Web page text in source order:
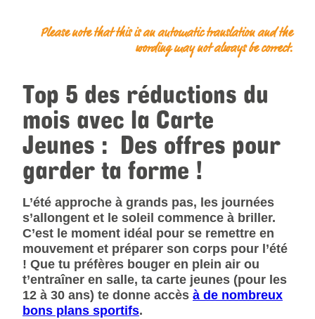
Please note that this is an automatic translation and the
wording may not always be correct.
Top 5 des réductions du
mois avec la Carte
Jeunes : Des offres pour
garder ta forme !
L’été approche à grands pas, les journées
s’allongent et le soleil commence à briller.
C’est le moment idéal pour se remettre en
mouvement et préparer son corps pour l’été
! Que tu préfères bouger en plein air ou
t’entraîner en salle, ta carte jeunes (pour les
12 à 30 ans) te donne accès à de nombreux
bons plans sportifs.